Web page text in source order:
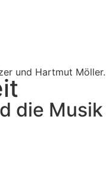
und Hartmut Möller.
die Musik